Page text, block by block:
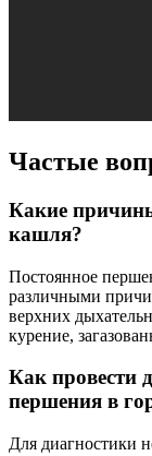
Частые
Какие
кашля?
Постоянное
различными
верхних
курение,
Как провести
першения в
Для диагностики